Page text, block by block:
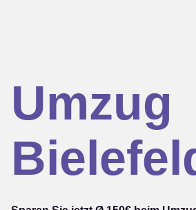
Umzug